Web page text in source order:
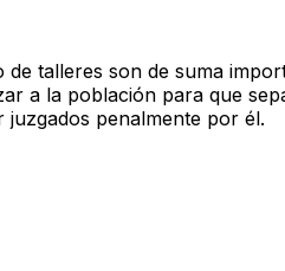
talleres son de suma
a la población para que
penalmente por él.